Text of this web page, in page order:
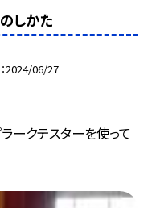
しかた
2024/06/27
ークテスターを使って